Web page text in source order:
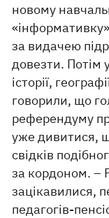
новому
за видачею
довезти. Потім
історії,
говорили, що
референдуму
уже дивитися,
свідків
за кордоном. –
зацікавилися,
педагогів-